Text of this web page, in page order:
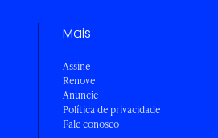
Mais
Assine
Renove
Anuncie
Política de privacidade
Fale conosco